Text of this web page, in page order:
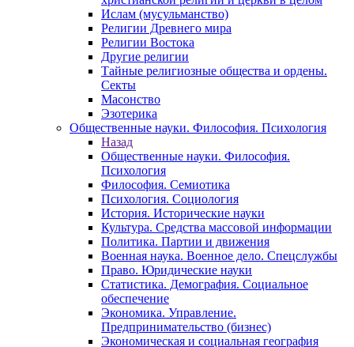
Ислам (мусульманство)
Религии Древнего мира
Религии Востока
Другие религии
Тайные религиозные общества и ордены.
Секты
Масонство
Эзотерика
Общественные науки. Философия. Психология
Назад
Общественные науки. Философия.
Психология
Философия. Семиотика
Психология. Социология
История. Исторические науки
Культура. Средства массовой информации
Политика. Партии и движения
Военная наука. Военное дело. Спецслужбы
Право. Юридические науки
Статистика. Демография. Социальное
обеспечение
Экономика. Управление.
Предпринимательство (бизнес)
Экономическая и социальная география